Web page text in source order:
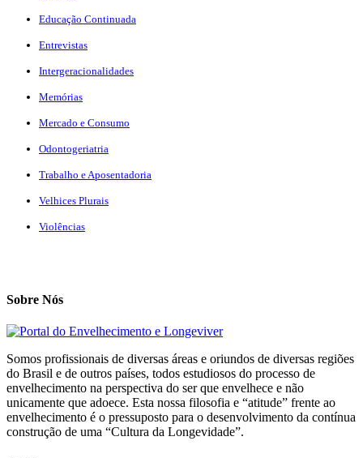
Educação Continuada
Entrevistas
Intergeracionalidades
Memórias
Mercado e Consumo
Odontogeriatria
Trabalho e Aposentadoria
Velhices Plurais
Violências
Sobre Nós
Somos profissionais de diversas áreas e oriundos de diversas regiões
do Brasil e de outros países, todos estudiosos do processo de
envelhecimento na perspectiva do ser que envelhece e não
unicamente que adoece. Esta nossa filosofia e “atitude” frente ao
envelhecimento é o pressuposto para o desenvolvimento da contínua
construção de uma “Cultura da Longevidade”.